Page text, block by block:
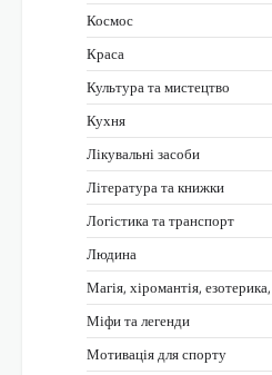
Космос
Краса
Культура та мистецтво
Кухня
Лікувальні засоби
Література та книжки
Логістика та транспорт
Людина
Магія, хіромантія,
Міфи та легенди
Мотивація для спорту